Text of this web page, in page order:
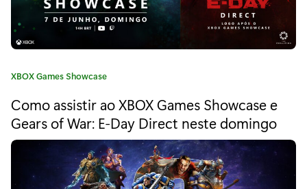
i
e
w
|
C
t
e
o
XBOX Games Showcase
Como assistir ao XBOX Games Showcase e
Gears of War: E-Day Direct neste domingo